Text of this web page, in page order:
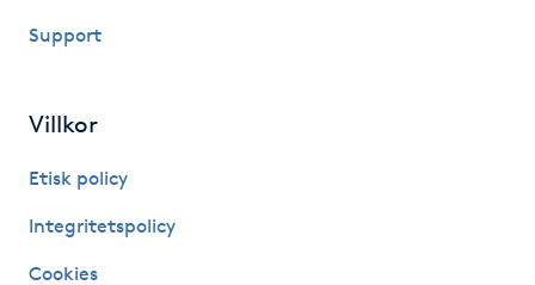
Katun fransar
Kemisk peeling
Support
Villkor
Etisk policy
Integritetspolicy
Cookies